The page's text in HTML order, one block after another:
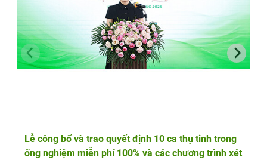
Lễ công bố và trao quyết định 10 ca thụ tinh trong
ống nghiệm miễn phí 100% và các chương trình xét